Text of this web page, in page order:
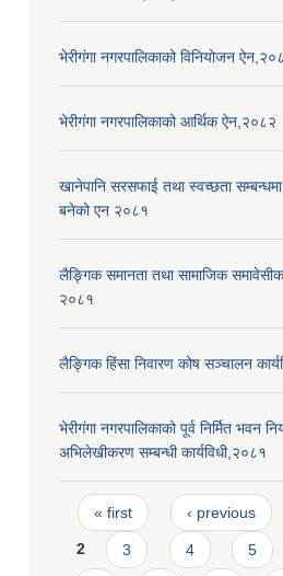
भेरीगंगा नगरपालिकाको विनियोजन
भेरीगंगा नगरपालिकाको आर्थिक ऐन,२०८२
खानेपानि सरसफाई तथा स्वच्छता सम्बन्धमा
बनेको एन २०८१
लैङ्गिक समानता तथा सामाजिक
२०८१
लैङ्गिक हिंसा निवारण कोष सञ्चालन
भेरीगंगा नगरपालिकाको पूर्व निर्मित भवन
अभिलेखीकरण सम्बन्धी कार्यविधी,२०८१
Pages
« first ‹ previous
2 3 4 5